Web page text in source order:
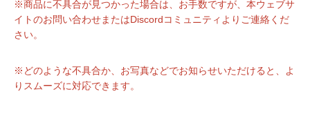
※商品に不具合が見つかった場合は、お手数ですが、本ウェブサ
イトのお問い合わせまたはDiscordコミュニティよりご連絡くだ
さい。
※どのような不具合か、お写真などでお知らせいただけると、よ
りスムーズに対応できます。